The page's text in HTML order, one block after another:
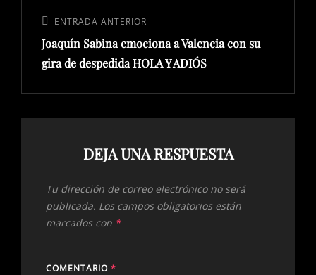
entradas
Entrada
anterior:
ENTRADA ANTERIOR
Joaquín Sabina emociona a Valencia con su
gira de despedida HOLA Y ADIÓS
DEJA UNA RESPUESTA
Tu dirección de correo electrónico no será
publicada. Los campos obligatorios están
marcados con *
COMENTARIO *